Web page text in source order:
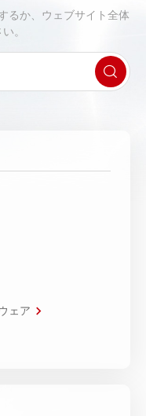
るか、ウェブサイト全体
。
ェア